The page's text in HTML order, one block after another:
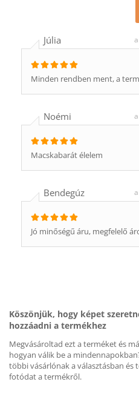
Júlia
Minden rendben ment, a
Noémi
Macskabarát élelem
Bendegúz
Jó minőségű áru, megfelelő
Köszönjük, hogy képet
hozzáadni a termékhez
Megvásároltad ezt a terméket és
hogyan válik be a
többi vásárlónak a választásban és
fotódat a termékről.